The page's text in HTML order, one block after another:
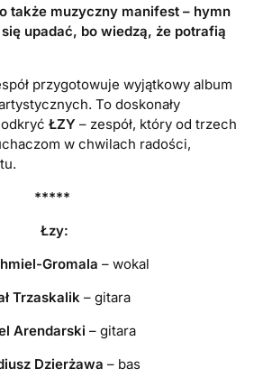
także muzyczny manifest – hymn
upadać, bo wiedzą, że potrafią
przygotowuje wyjątkowy album
To doskonały
odkryćŁZY – zespół, który od trzech
w chwilach radości,
*****
Łzy:
Gromala – wokal
Trzaskalik– gitara
Arendarski – gitara
Dzierżawa – bas